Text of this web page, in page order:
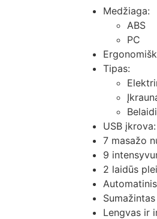
Medžiaga:
ABS
PC
Tipas:
USB
7 masažo
9
2 laidūs
Lengvas ir